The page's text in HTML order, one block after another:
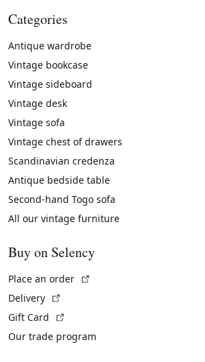
Categories
Antique wardrobe
Vintage bookcase
Vintage sideboard
Vintage desk
Vintage sofa
Vintage chest of drawers
Scandinavian credenza
Antique bedside table
Second-hand Togo sofa
All our vintage furniture
Buy on Selency
Place an order
Delivery
Gift Card
Our trade program